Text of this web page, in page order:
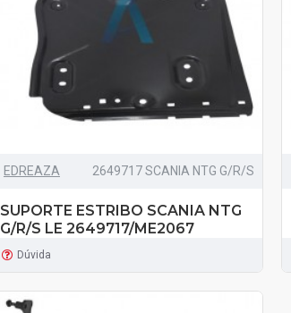
EDREAZA 2649717 SCANIA NTG G/R/S
SUPORTE ESTRIBO SCANIA NTG
G/R/S LE 2649717/ME2067
Dúvida